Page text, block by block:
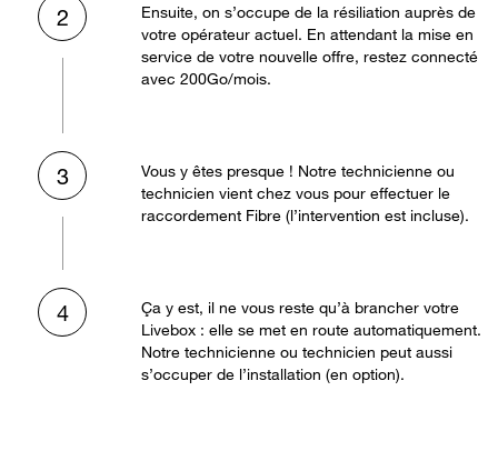
2
Ensuite, on s’occupe de la résiliation auprès de
votre opérateur actuel. En attendant la mise en
service de votre nouvelle offre, restez connecté
avec 200Go/mois.
3
Vous y êtes presque ! Notre technicienne ou
technicien vient chez vous pour effectuer le
raccordement Fibre (l’intervention est incluse).
4
Ça y est, il ne vous reste qu’à brancher votre
Livebox : elle se met en route automatiquement.
Notre technicienne ou technicien peut aussi
s’occuper de l’installation (en option).